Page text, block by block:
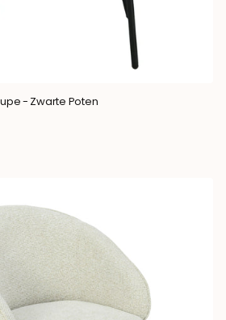
- Zwarte Poten